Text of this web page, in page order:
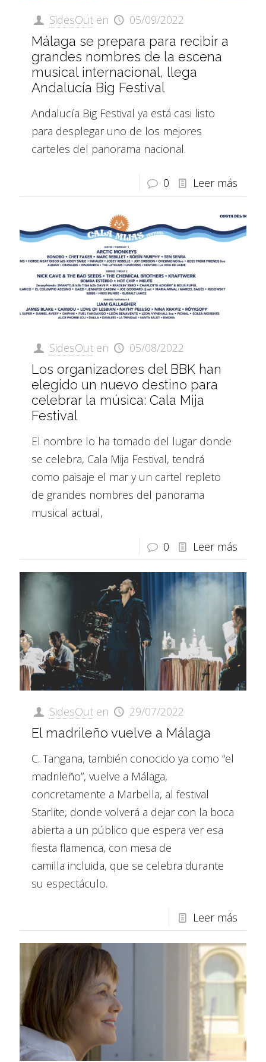
SidesOut en 05/09/2022
Málaga se prepara para recibir a
grandes nombres de la escena
musical internacional, llega
Andalucía Big Festival
Andalucía Big Festival ya está casi listo
para desplegar uno de los mejores
carteles del panorama nacional.
0 Leer más
SidesOut en 05/08/2022
Los organizadores del BBK han
elegido un nuevo destino para
celebrar la música: Cala Mija
Festival
El nombre lo ha tomado del lugar donde
se celebra, Cala Mija Festival, tendrá
como paisaje el mar y un cartel repleto
de grandes nombres del panorama
musical actual,
0 Leer más
SidesOut en 29/07/2022
El madrileño vuelve a Málaga
C. Tangana, también conocido ya como “el
madrileño”, vuelve a Málaga,
concretamente a Marbella, al festival
Starlite, donde volverá a dejar con la boca
abierta a un público que espera ver esa
fiesta flamenca, con mesa de
camilla incluida, que se celebra durante
su espectáculo.
Leer más